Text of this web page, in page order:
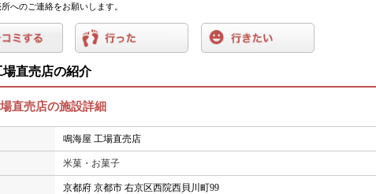
へのご連絡をお願いします。
場直売店の紹介
直売店の施設詳細
鳴海屋 工場直売店
米菓・お菓子
京都府 京都市 右京区西院西貝川町99